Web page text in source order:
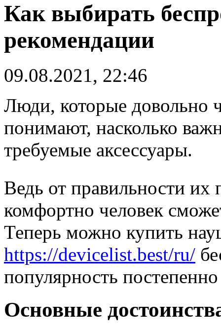
Как выбирать
рекомендации
09.08.2021, 22:46
Люди, которые довольно
понимают, насколько
требуемые аксессуары.
Ведь от правильности их
комфортно человек
Теперь можно купить
https://devicelist.best/ru/
популярность постепенно
Основные